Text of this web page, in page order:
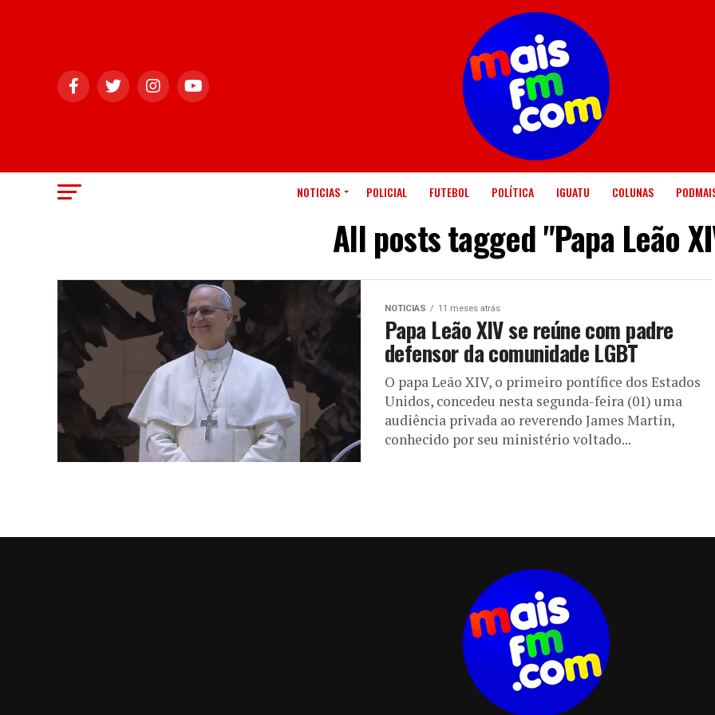
NOTICIAS POLICIAL FUTEBOL POLÍTICA IGUATU COLUNAS
All posts tagged "Papa Leão
NOTICIAS 11 meses atrás
Papa Leão XIV se reúne com padre
defensor da comunidade LGBT
O papa Leão XIV, o primeiro pontífice dos Estados
Unidos, concedeu nesta segunda-feira (01) uma
audiência privada ao reverendo James Martin,
conhecido por seu ministério voltado...